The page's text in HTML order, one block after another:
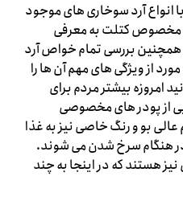
انواع آرد سوخاری های موجود
مخصوص کتلت به معرفی
بررسی تمام خواص آرد
از ویژگی های مهم آن ها را
امروزه بیشتر مردم برای
از پودر های مخصوصی
عالی بو و رنگ خاصی نیز به غذا
هنگام سرخ شدن می ‌شوند.
هستند که در اینجا به چند